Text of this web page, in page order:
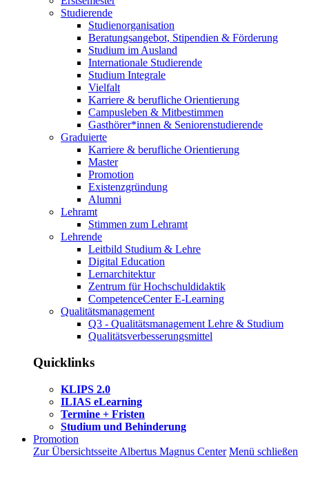
Studierende
Studienorganisation
Beratungsangebot, Stipendien & Förderung
Studium im Ausland
Internationale Studierende
Studium Integrale
Vielfalt
Karriere & berufliche Orientierung
Campusleben & Mitbestimmen
Gasthörer*innen & Seniorenstudierende
Graduierte
Karriere & berufliche Orientierung
Master
Promotion
Existenzgründung
Alumni
Lehramt
Stimmen zum Lehramt
Lehrende
Leitbild Studium & Lehre
Digital Education
Lernarchitektur
Zentrum für Hochschuldidaktik
CompetenceCenter E-Learning
Qualitätsmanagement
Q3 - Qualitätsmanagement Lehre & Studium
Qualitätsverbesserungsmittel
Quicklinks
KLIPS 2.0
ILIAS eLearning
Termine + Fristen
Studium und Behinderung
Promotion
Zur Übersichtsseite Albertus Magnus Center Menü schließen